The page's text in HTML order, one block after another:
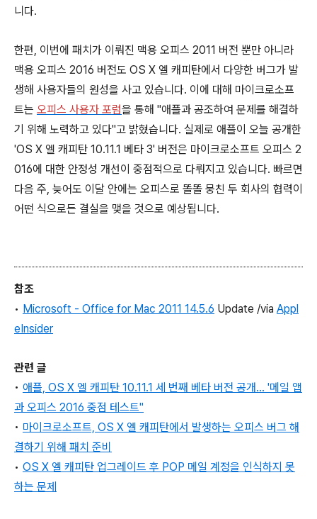
니다.
한편, 이번에 패치가 이뤄진 맥용 오피스 2011 버전 뿐만 아니라
맥용 오피스 2016 버전도 OS X 엘 캐피탄에서 다양한 버그가 발
생해 사용자들의 원성을 사고 있습니다. 이에 대해 마이크로소프
트는 오피스 사용자 포럼을 통해 "애플과 공조하여 문제를 해결하
기 위해 노력하고 있다"고 밝혔습니다. 실제로 애플이 오늘 공개한
'OS X 엘 캐피탄 10.11.1 베타 3' 버전은 마이크로소프트 오피스 2
016에 대한 안정성 개선이 중점적으로 다뤄지고 있습니다. 빠르면
다음 주, 늦어도 이달 안에는 오피스로 똘똘 뭉친 두 회사의 협력이
어떤 식으로든 결실을 맺을 것으로 예상됩니다.
참조
• Microsoft - Office for Mac 2011 14.5.6 Update /via Appl
eInsider
관련 글
• 애플, OS X 엘 캐피탄 10.11.1 세 번째 베타 버전 공개... '메일 앱
과 오피스 2016 중점 테스트''
• 마이크로소프트, OS X 엘 캐피탄에서 발생하는 오피스 버그 해
결하기 위해 패치 준비
• OS X 엘 캐피탄 업그레이드 후 POP 메일 계정을 인식하지 못
하는 문제